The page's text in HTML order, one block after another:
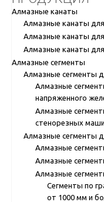
Алмазные канаты
Алмазные канаты
Алмазные канаты для
Алмазные канаты
Алмазные сегменты
Алмазные сегменты
Алмазные
напряженного
Алмазные
стенорезных
Алмазные сегменты
Алмазные
Алмазные
Алмазные
Сегменты по
от 1000 мм и